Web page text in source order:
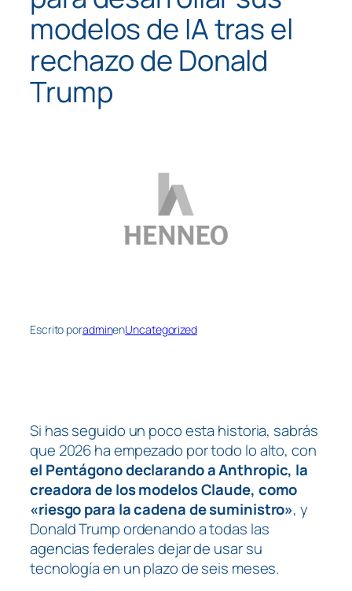
modelos de IA tras el
rechazo de Donald
Trump
Escrito poradminenUncategorized
Si has seguido un poco esta historia, sabrás
que 2026 ha empezado por todo lo alto, con
el Pentágono declarando a Anthropic, la
creadora de los modelos Claude, como
«riesgo para la cadena de suministro», y
Donald Trump ordenando a todas las
agencias federales dejar de usar su
tecnología en un plazo de seis meses.